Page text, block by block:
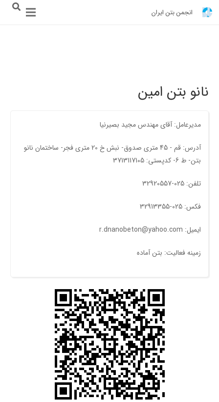
انجمن بتن ایران
نانو بتن امین
مدیرعامل: آقای مهندس مجید بصیرنیا
آدرس: قم - 45 متری صدوق- نبش خ 20 متری فجر- ساختمان نانو
بتن- ط 6- کدپستی: 3713117105
تلفن: 025-32920557
فکس: 025-32913355
ایمیل: r.dnanobeton@yahoo.com
زمینه فعالیت: بتن آماده